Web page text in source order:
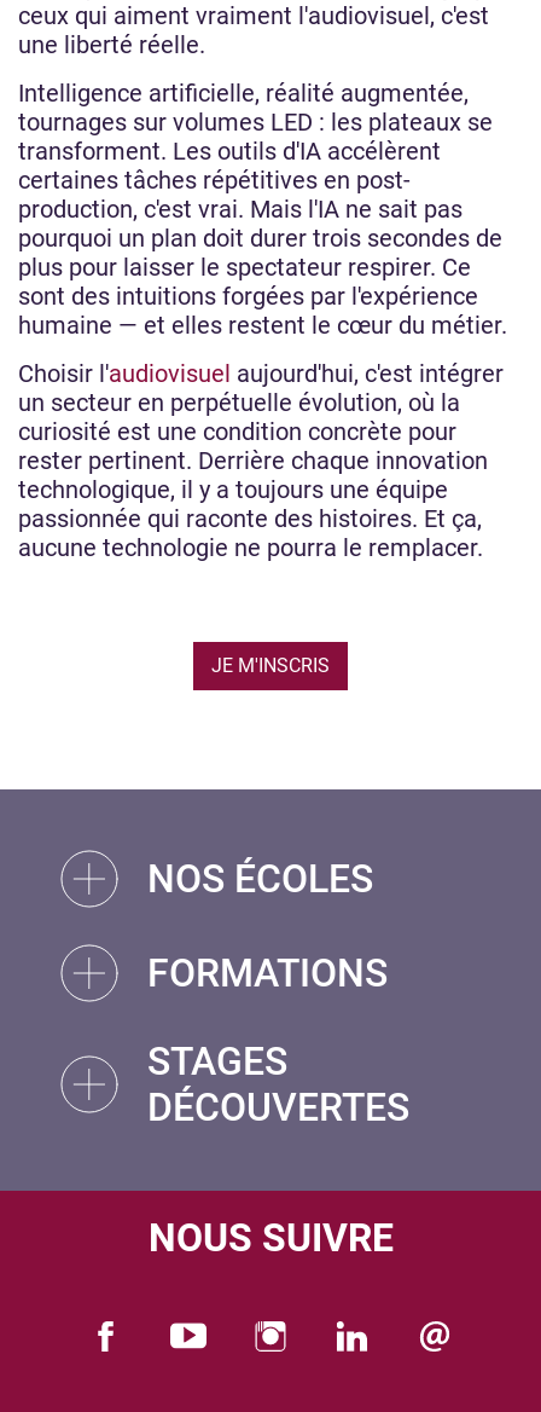
ceux qui aiment vraiment l'audiovisuel, c'est
une liberté réelle.
Intelligence artificielle, réalité augmentée,
tournages sur volumes LED : les plateaux se
transforment. Les outils d'IA accélèrent
certaines tâches répétitives en post-
production, c'est vrai. Mais l'IA ne sait pas
pourquoi un plan doit durer trois secondes de
plus pour laisser le spectateur respirer. Ce
sont des intuitions forgées par l'expérience
humaine — et elles restent le cœur du métier.
Choisir l'audiovisuel aujourd'hui, c'est intégrer
un secteur en perpétuelle évolution, où la
curiosité est une condition concrète pour
rester pertinent. Derrière chaque innovation
technologique, il y a toujours une équipe
passionnée qui raconte des histoires. Et ça,
aucune technologie ne pourra le remplacer.
JE M'INSCRIS
NOS ÉCOLES
FORMATIONS
STAGES
DÉCOUVERTES
NOUS SUIVRE